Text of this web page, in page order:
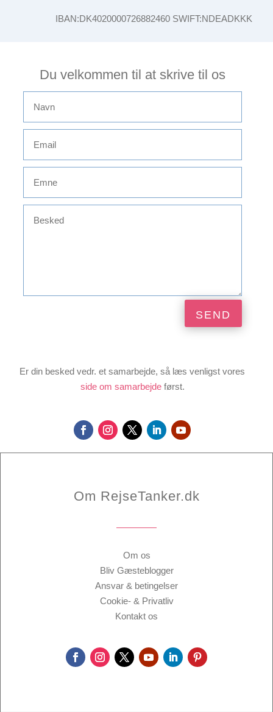
IBAN:DK4020000726882460 SWIFT:NDEADKKK
Du velkommen til at skrive til os
SEND
Er din besked vedr. et samarbejde, så læs venligst vores
side om samarbejdeførst.
Om RejseTanker.dk
Om os
Bliv Gæsteblogger
Ansvar & betingelser
Cookie- & Privatliv
Kontakt os